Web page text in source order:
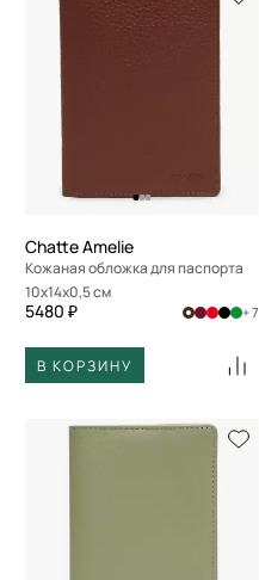
Chatte Amelie
Кожаная обложка для паспорта
10x14x0,5 см
5480 ₽ + 7
В КОРЗИНУ